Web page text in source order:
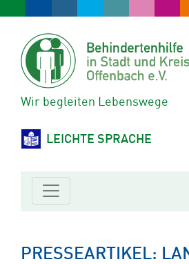
Wir begleiten Lebenswege
LEICHTE SPRACHE
PRESSEARTIKEL: